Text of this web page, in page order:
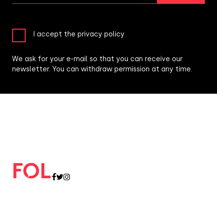
I accept the privacy policy
We ask for your e-mail so that you can receive our
newsletter. You can withdraw permission at any time.